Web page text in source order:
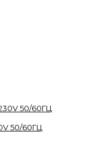
50/60ГЦ